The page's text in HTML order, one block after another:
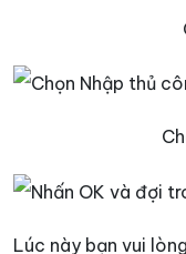
Lúc này bạn vui